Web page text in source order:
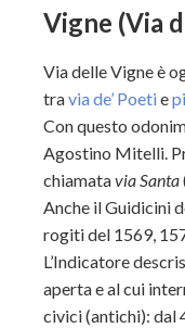
Vigne (Via
Via delle Vigne è
travia de’ Poetie
Con questo
Agostino Mitelli.
chiamatavia Santa
Anche il Guidicini
rogiti del 1569,
L’Indicatore
aperta e al cui
civici (antichi): dal